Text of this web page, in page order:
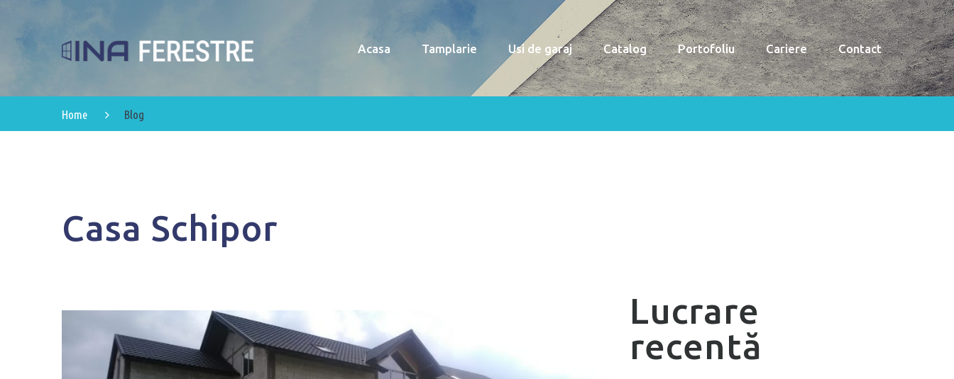
Acasa Tamplarie Usi de garaj Catalog Portofoliu Cariere Contact
Home Blog
Casa Schipor
Lucrare
recentă